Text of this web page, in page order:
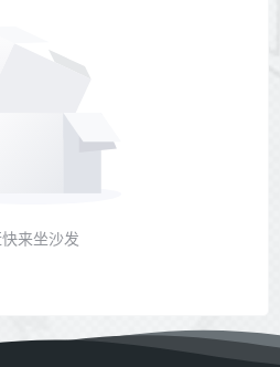
来坐沙发